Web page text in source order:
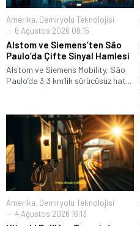
Amerika, Demiryolu Teknolojisi
6 Ağustos 2026 08:15
Alstom ve Siemens’ten São
Paulo’da Çifte Sinyal Hamlesi
Alstom ve Siemens Mobility, São
Paulo’da 3,3 km’lik sürücüsüz hat...
Amerika, Demiryolu Teknolojisi
4 Ağustos 2026 16:13